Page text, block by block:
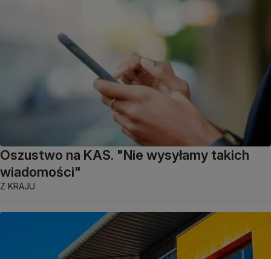
Oszustwo na KAS. "Nie wysyłamy takich
wiadomości"
Z KRAJU